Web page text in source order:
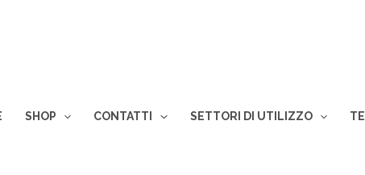
SHOP CONTATTI SETTORI DI UTILIZZO